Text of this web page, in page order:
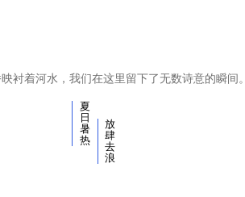
衬着河水，我们在这里留下了无数诗意的瞬间。
夏
日
暑
热
放
肆
去
浪